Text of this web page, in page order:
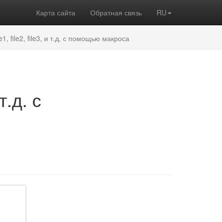
Карта сайта Обратная связь RU
file2, file3, и т.д. с помощью макроса
с